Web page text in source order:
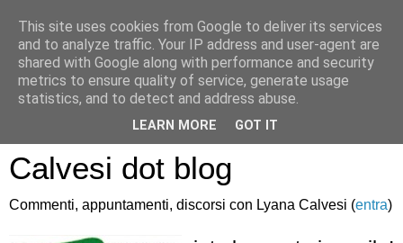
Atletica Sandro
Calvesi dot blog
Commenti, appuntamenti, discorsi con Lyana Calvesi (entra)
This site uses cookies from Google to deliver its services
and to analyze traffic. Your IP address and user-agent are
shared with Google along with performance and security
metrics to ensure quality of service, generate usage
statistics, and to detect and address abuse.
LEARN MORE GOT IT